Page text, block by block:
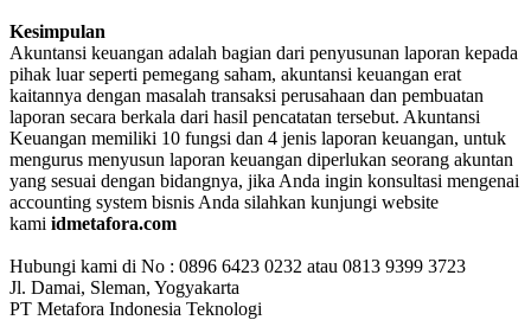
Kesimpulan
Akuntansi keuangan adalah bagian dari penyusunan laporan kepada
pihak luar seperti pemegang saham, akuntansi keuangan erat
kaitannya dengan masalah transaksi perusahaan dan pembuatan
laporan secara berkala dari hasil pencatatan tersebut. Akuntansi
Keuangan memiliki 10 fungsi dan 4 jenis laporan keuangan, untuk
mengurus menyusun laporan keuangan diperlukan seorang akuntan
yang sesuai dengan bidangnya, jika Anda ingin konsultasi mengenai
accounting system bisnis Anda silahkan kunjungi website
kami idmetafora.com
Hubungi kami di No : 0896 6423 0232 atau 0813 9399 3723
Jl. Damai, Sleman, Yogyakarta
PT Metafora Indonesia Teknologi